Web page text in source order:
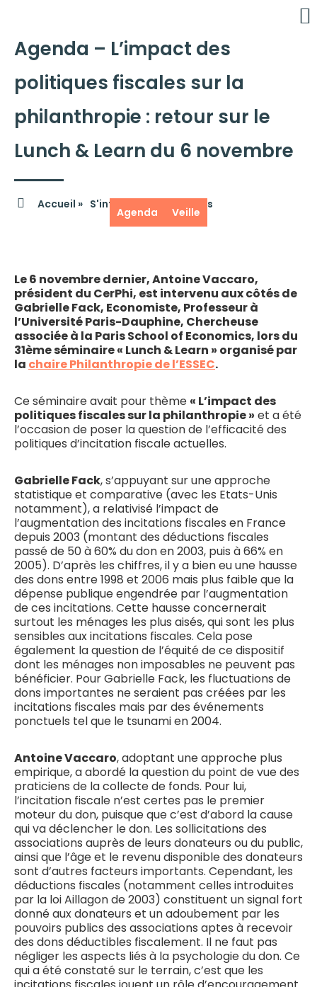
Agenda – L’impact des
politiques fiscales sur la
philanthropie : retour sur le
Lunch & Learn du 6 novembre
Accueil » S'informer » Actualités
Agenda Veille
Le 6 novembre dernier, Antoine Vaccaro,
président du CerPhi, est intervenu aux côtés de
Gabrielle Fack, Economiste, Professeur à
l’Université Paris-Dauphine, Chercheuse
associée à la Paris School of Economics, lors du
31ème séminaire « Lunch & Learn » organisé par
la chaire Philanthropie de l’ESSEC.
Ce séminaire avait pour thème « L’impact des
politiques fiscales sur la philanthropie » et a été
l’occasion de poser la question de l’efficacité des
politiques d’incitation fiscale actuelles.
Gabrielle Fack, s’appuyant sur une approche
statistique et comparative (avec les Etats-Unis
notamment), a relativisé l’impact de
l’augmentation des incitations fiscales en France
depuis 2003 (montant des déductions fiscales
passé de 50 à 60% du don en 2003, puis à 66% en
2005). D’après les chiffres, il y a bien eu une hausse
des dons entre 1998 et 2006 mais plus faible que la
dépense publique engendrée par l’augmentation
de ces incitations. Cette hausse concernerait
surtout les ménages les plus aisés, qui sont les plus
sensibles aux incitations fiscales. Cela pose
également la question de l’équité de ce dispositif
dont les ménages non imposables ne peuvent pas
bénéficier. Pour Gabrielle Fack, les fluctuations de
dons importantes ne seraient pas créées par les
incitations fiscales mais par des événements
ponctuels tel que le tsunami en 2004.
Antoine Vaccaro, adoptant une approche plus
empirique, a abordé la question du point de vue des
praticiens de la collecte de fonds. Pour lui,
l’incitation fiscale n’est certes pas le premier
moteur du don, puisque que c’est d’abord la cause
qui va déclencher le don. Les sollicitations des
associations auprès de leurs donateurs ou du public,
ainsi que l’âge et le revenu disponible des donateurs
sont d’autres facteurs importants. Cependant, les
déductions fiscales (notamment celles introduites
par la loi Aillagon de 2003) constituent un signal fort
donné aux donateurs et un adoubement par les
pouvoirs publics des associations aptes à recevoir
des dons déductibles fiscalement. Il ne faut pas
négliger les aspects liés à la psychologie du don. Ce
qui a été constaté sur le terrain, c’est que les